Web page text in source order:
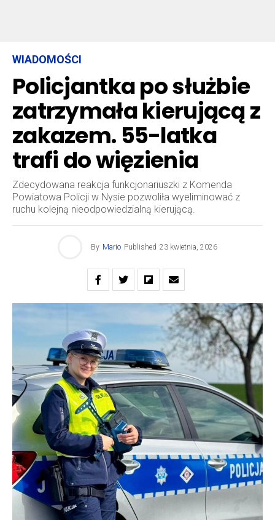
WIADOMOŚCI
Policjantka po służbie
zatrzymała kierującą z
zakazem. 55-latka
trafi do więzienia
Zdecydowana reakcja funkcjonariuszki z Komenda
Powiatowa Policji w Nysie pozwoliła wyeliminować z
ruchu kolejną nieodpowiedzialną kierującą.
By Mario Published 23 kwietnia, 2026